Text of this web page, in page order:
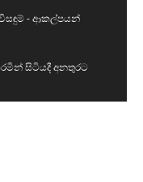
- ආකල්පයන්
සිටියදී අනතුරට